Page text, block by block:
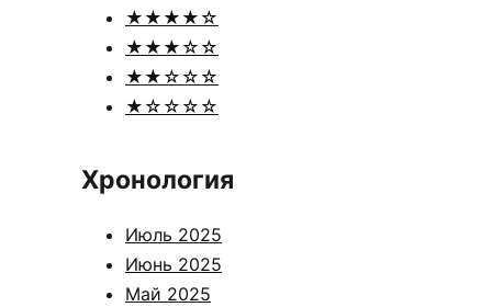
★★★★☆
★★★☆☆
★★☆☆☆
★☆☆☆☆
Хронология
Июль 2025
Июнь 2025
Май 2025